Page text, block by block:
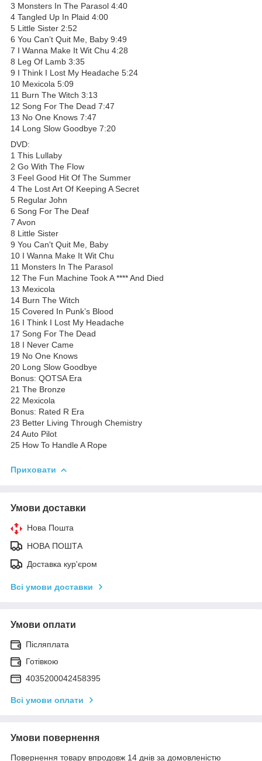
3 Monsters In The Parasol 4:40
4 Tangled Up In Plaid 4:00
5 Little Sister 2:52
6 You Can’t Quit Me, Baby 9:49
7 I Wanna Make It Wit Chu 4:28
8 Leg Of Lamb 3:35
9 I Think I Lost My Headache 5:24
10 Mexicola 5:09
11 Burn The Witch 3:13
12 Song For The Dead 7:47
13 No One Knows 7:47
14 Long Slow Goodbye 7:20
DVD:
1 This Lullaby
2 Go With The Flow
3 Feel Good Hit Of The Summer
4 The Lost Art Of Keeping A Secret
5 Regular John
6 Song For The Deaf
7 Avon
8 Little Sister
9 You Can't Quit Me, Baby
10 I Wanna Make It Wit Chu
11 Monsters In The Parasol
12 The Fun Machine Took A **** And Died
13 Mexicola
14 Burn The Witch
15 Covered In Punk’s Blood
16 I Think I Lost My Headache
17 Song For The Dead
18 I Never Came
19 No One Knows
20 Long Slow Goodbye
Bonus: QOTSA Era
21 The Bronze
22 Mexicola
Bonus: Rated R Era
23 Better Living Through Chemistry
24 Auto Pilot
25 How To Handle A Rope
Приховати
Умови доставки
Нова Пошта
НОВА ПОШТА
Доставка кур'єром
Всі умови доставки
Умови оплати
Післяплата
Готівкою
4035200042458395
Всі умови оплати
Умови повернення
Повернення товару впродовж 14 днів за домовленістю